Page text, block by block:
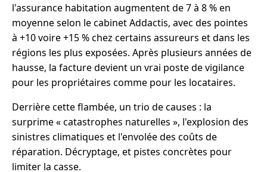
l'assurance habitation augmentent de 7 à 8 % en
moyenne selon le cabinet Addactis, avec des pointes
à +10 voire +15 % chez certains assureurs et dans les
régions les plus exposées. Après plusieurs années de
hausse, la facture devient un vrai poste de vigilance
pour les propriétaires comme pour les locataires.
Derrière cette flambée, un trio de causes : la
surprime « catastrophes naturelles », l'explosion des
sinistres climatiques et l'envolée des coûts de
réparation. Décryptage, et pistes concrètes pour
limiter la casse.